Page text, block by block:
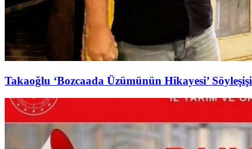
Takaoğlu ‘Bozcaada Üzümünün Hikayesi’ Söyleşişi